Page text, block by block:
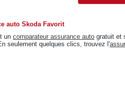
auto Skoda Favorit
un comparateur assurance auto gratuit et
seulement quelques clics, trouvez l'